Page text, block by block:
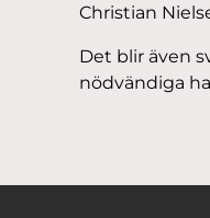
Christian
Det blir även
nödvändiga